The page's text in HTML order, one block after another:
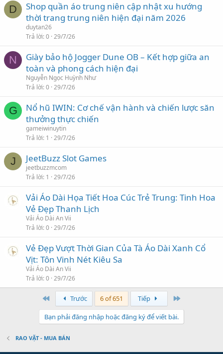
D
Shop quần áo trung niên cập nhật xu hướng
thời trang trung niên hiện đại năm 2026
duytan26
Trả lời 0 29/7/26
N
Giày bảo hộ Jogger Dune OB – Kết hợp giữa an
toàn và phong cách hiện đại
Nguyễn Ngọc Huỳnh Như
Trả lời 0 29/7/26
G
Nổ hũ IWIN: Cơ chế vận hành và chiến lược săn
thưởng thực chiến
gameiwinuytin
Trả lời 1 29/7/26
J JeetBuzz Slot Games
jeetbuzzmcom
Trả lời 1 29/7/26
Vải Áo Dài Họa Tiết Hoa Cúc Trẻ Trung: Tinh Hoa
Vẻ Đẹp Thanh Lịch
Vải Áo Dài An Vii
Trả lời 0 29/7/26
Vẻ Đẹp Vượt Thời Gian Của Tà Áo Dài Xanh Cổ
Vịt: Tôn Vinh Nét Kiêu Sa
Vải Áo Dài An Vii
Trả lời 0 29/7/26
First Trước 6 of 651 Tiếp
Bạn phải đăng nhập hoặc đăng ký để viết bài.
RAO VẶT - MUA BÁN